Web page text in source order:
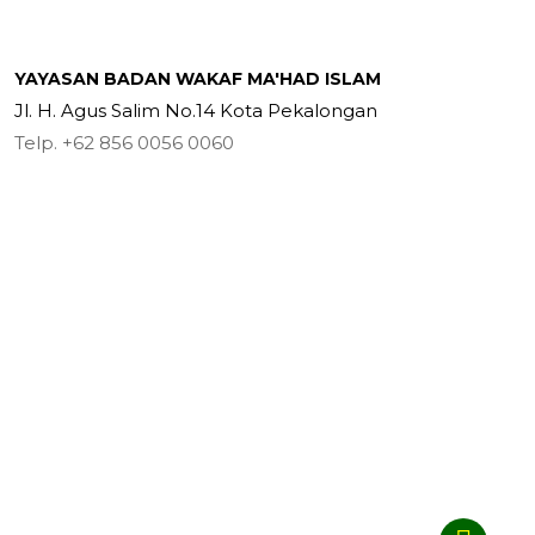
YAYASAN BADAN WAKAF MA'HAD ISLAM
Jl. H. Agus Salim No.14 Kota Pekalongan
Telp. +62 856 0056 0060